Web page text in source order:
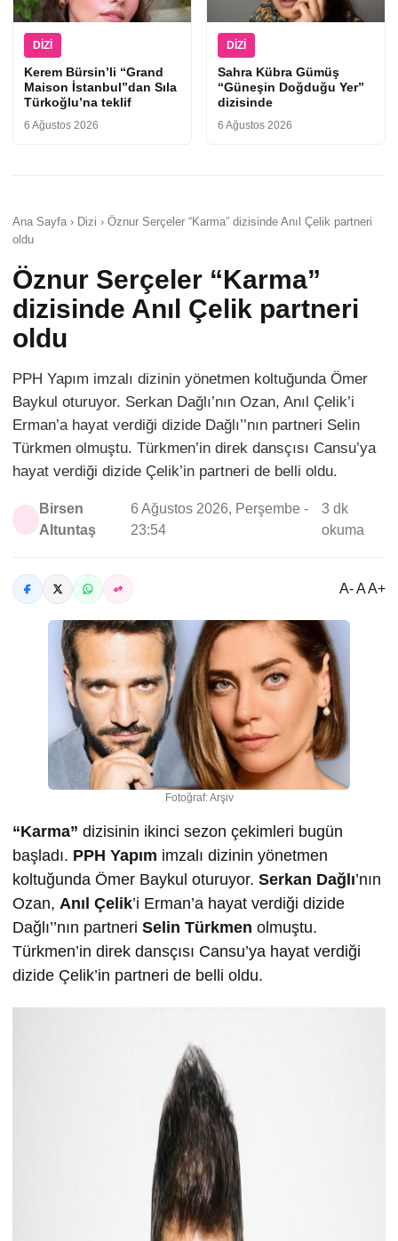
DIZI
Kerem Bürsin’li “Grand
Maison İstanbul”dan Sıla
Türkoğlu’na teklif
6 Ağustos 2026
DIZI
Sahra Kübra Gümüş
“Güneşin Doğduğu Yer”
dizisinde
6 Ağustos 2026
Ana Sayfa › Dizi › Öznur Serçeler “Karma” dizisinde Anıl Çelik partneri
oldu
Öznur Serçeler “Karma”
dizisinde Anıl Çelik partneri
oldu
PPH Yapım imzalı dizinin yönetmen koltuğunda Ömer
Baykul oturuyor. Serkan Dağlı’nın Ozan, Anıl Çelik’i
Erman’a hayat verdiği dizide Dağlı’’nın partneri Selin
Türkmen olmuştu. Türkmen’in direk dansçısı Cansu’ya
hayat verdiği dizide Çelik’in partneri de belli oldu.
Birsen
Altuntaş
6 Ağustos 2026, Perşembe -
23:54
3 dk
okuma
A- A A+
Fotoğraf: Arşiv
“Karma” dizisinin ikinci sezon çekimleri bugün
başladı. PPH Yapım imzalı dizinin yönetmen
koltuğunda Ömer Baykul oturuyor. Serkan Dağlı’nın
Ozan, Anıl Çelik’i Erman’a hayat verdiği dizide
Dağlı’’nın partneri Selin Türkmen olmuştu.
Türkmen’in direk dansçısı Cansu’ya hayat verdiği
dizide Çelik’in partneri de belli oldu.